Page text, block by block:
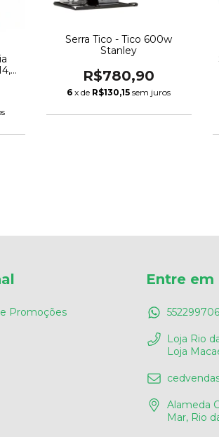
Serra Tico - Tico 600w
Stanley
R$780,90
6 x de R$130,15 sem juros
Promoções
Entre
Loja Rio
Loja
Alameda
Mar, Rio